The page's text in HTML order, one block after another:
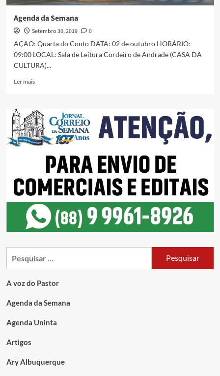
Agenda da Semana
Setembro 30, 2019
0
AÇÃO: Quarta do Conto DATA: 02 de outubro HORÁRIO:
09:00 LOCAL: Sala de Leitura Cordeiro de Andrade (CASA DA
CULTURA)...
Ler mais
A voz do Pastor
Agenda da Semana
Agenda Uninta
Artigos
Ary Albuquerque